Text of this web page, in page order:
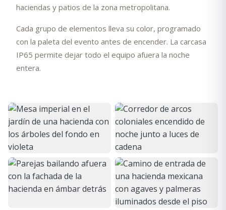
haciendas y patios de la zona metropolitana.
Cada grupo de elementos lleva su color, programado
con la paleta del evento antes de encender. La carcasa
IP65 permite dejar todo el equipo afuera la noche
entera.